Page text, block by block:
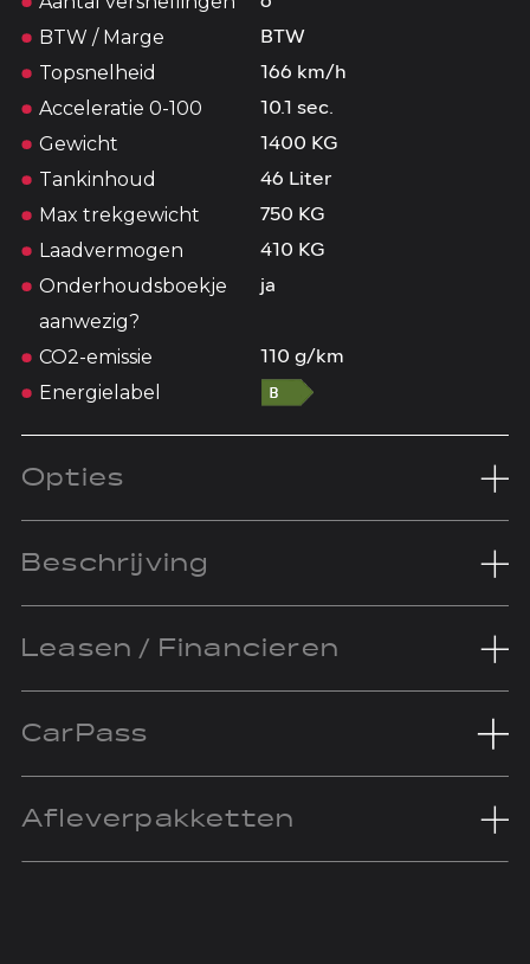
BTW / Marge BTW
Topsnelheid 166 km/h
Acceleratie 0-100 10.1 sec.
Gewicht 1400 KG
Tankinhoud 46 Liter
Max trekgewicht 750 KG
Laadvermogen 410 KG
Onderhoudsboekje
aanwezig?
ja
CO2-emissie 110 g/km
Energielabel
Opties
Beschrijving
Leasen / Financieren
CarPass
Afleverpakketten